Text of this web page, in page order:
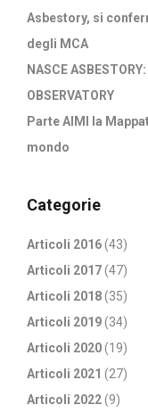
Asbestory, si
degli MCA
NASCE
OBSERVATORY
Parte AIMI la
mondo
Categorie
Articoli 2016(43)
Articoli 2017(47)
Articoli 2018(35)
Articoli 2019(34)
Articoli 2020(19)
Articoli 2021 (27)
Articoli 2022(9)